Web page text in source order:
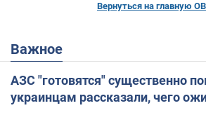
Вернуться на главную
Важное
АЗС "готовятся" существенно
украинцам рассказали, чего